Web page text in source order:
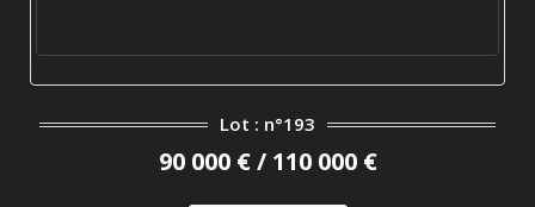
Lot : n°193
90 000 € / 110 000 €